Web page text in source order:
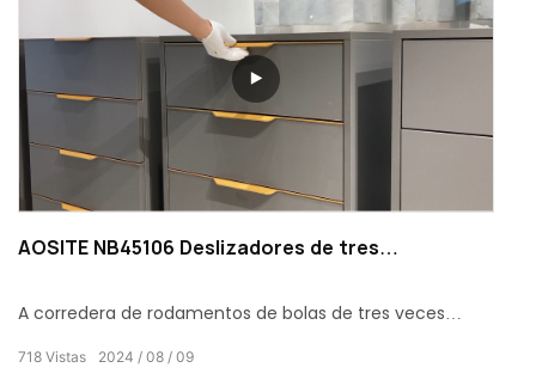
almacéns, mobles de oficina de alta gama e pesas
familiares. solucións de almacenamento.
AOSITE NB45106 Deslizadores de tres
A corredera de rodamentos de bolas de tres veces
2024 08 09
718 Vistas